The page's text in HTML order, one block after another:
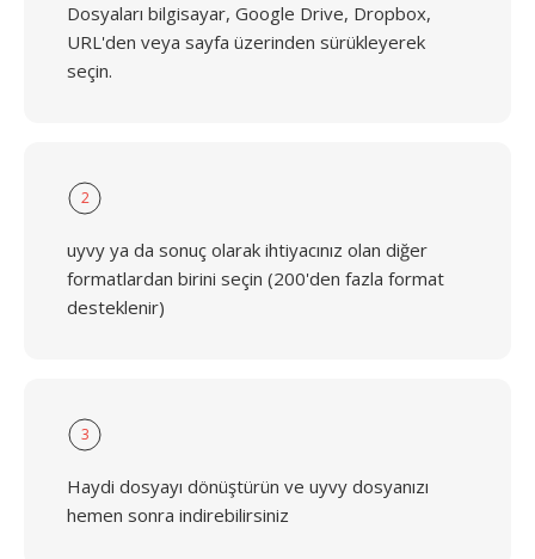
Dosyaları bilgisayar, Google Drive, Dropbox,
URL'den veya sayfa üzerinden sürükleyerek
seçin.
2
uyvy ya da sonuç olarak ihtiyacınız olan diğer
formatlardan birini seçin (200'den fazla format
desteklenir)
3
Haydi dosyayı dönüştürün ve uyvy dosyanızı
hemen sonra indirebilirsiniz